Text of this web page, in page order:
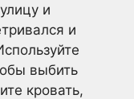
и
и
выбить
кровать,